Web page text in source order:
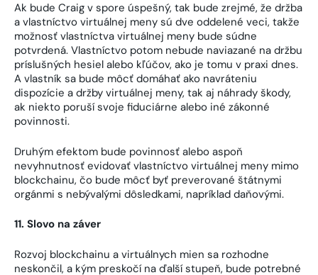
Ak bude Craig v spore úspešný, tak bude zrejmé, že držba
a vlastníctvo virtuálnej meny sú dve oddelené veci, takže
možnosť vlastníctva virtuálnej meny bude súdne
potvrdená. Vlastníctvo potom nebude naviazané na držbu
príslušných hesiel alebo kľúčov, ako je tomu v praxi dnes.
A vlastník sa bude môcť domáhať ako navráteniu
dispozície a držby virtuálnej meny, tak aj náhrady škody,
ak niekto poruší svoje fiduciárne alebo iné zákonné
povinnosti.
Druhým efektom bude povinnosť alebo aspoň
nevyhnutnosť evidovať vlastníctvo virtuálnej meny mimo
blockchainu, čo bude môcť byť preverované štátnymi
orgánmi s nebývalými dôsledkami, napríklad daňovými.
11. Slovo na záver
Rozvoj blockchainu a virtuálnych mien sa rozhodne
neskončil, a kým preskočí na ďalší stupeň, bude potrebné